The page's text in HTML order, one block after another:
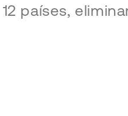
12 países,